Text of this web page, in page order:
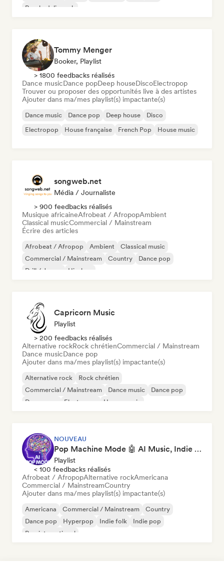
Psychedelic rock
Tommy Menger
Booker, Playlist
> 1800 feedbacks réalisés
Dance musicDance popDeep houseDiscoElectropop
Trouver ou proposer des opportunités live à des artistes
Ajouter dans ma/mes playlist(s) impactante(s)
Dance music Dance pop Deep house
Disco
Electropop
House française French Pop House music
songweb.net
Média / Journaliste
> 900 feedbacks réalisés
Musique africaineAfrobeat / AfropopAmbient
Classical musicCommercial / Mainstream
Écrire des articles
Afrobeat / Afropop Ambient
Classical music
Commercial / Mainstream
Country
Dance pop
Drill / Jersey
Hip-hop
Capricorn Music
Playlist
> 200 feedbacks réalisés
Alternative rockRock chrétienCommercial / Mainstream
Dance musicDance pop
Ajouter dans ma/mes playlist(s) impactante(s)
Alternative rock
Rock chrétien
Commercial / Mainstream
Dance music
Dance pop
Dream pop
Electropop House music
NOUVEAU
Pop Machine Mode 🤖 AI Music, Indie Pop & Dream Pop
Playlist
< 100 feedbacks réalisés
Afrobeat / AfropopAlternative rockAmericana
Commercial / MainstreamCountry
Ajouter dans ma/mes playlist(s) impactante(s)
Americana Commercial / Mainstream
Country
Dance pop
Hyperpop Indie folk
Indie pop
Pop international